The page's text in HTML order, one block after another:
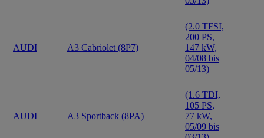
AUDI A3 Cabriolet (8P7)
(2.0 TFSI,
200 PS,
147 kW,
04/08 bis
05/13)
AUDI A3 Sportback (8PA)
(1.6 TDI,
105 PS,
77 kW,
05/09 bis